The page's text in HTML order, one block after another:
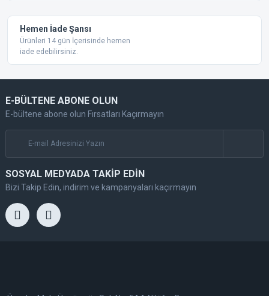
Hemen İade Şansı
Ürünleri 14 gün İçerisinde hemen
iade edebilirsiniz.
E-BÜLTENE ABONE OLUN
E-bültene abone olun Fırsatları Kaçırmayın
SOSYAL MEDYADA TAKİP EDİN
Bizi Takip Edin, indirim ve kampanyaları kaçırmayın